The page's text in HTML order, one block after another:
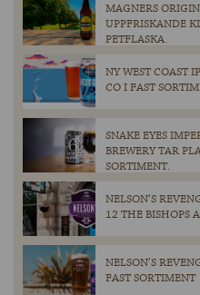
MAGNERS
UPPFRISKANDE
PETFLASKA.
NY WEST COAST
CO I FAST
SNAKE EYES
BREWERY TAR
SORTIMENT.
NELSON’S
12 THE BISHOPS
NELSON’S
FAST SORTIMENT